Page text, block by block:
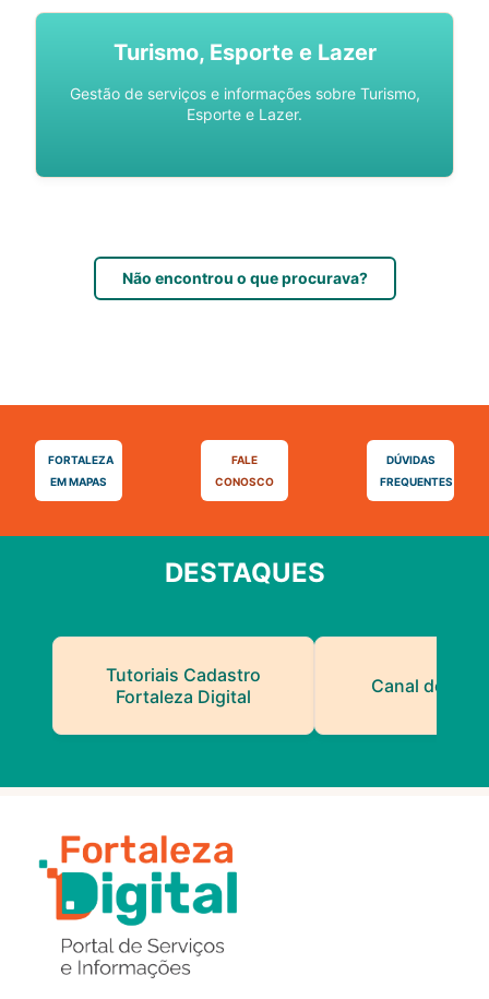
Turismo, Esporte e Lazer
Gestão de serviços e informações sobre Turismo,
Esporte e Lazer.
Não encontrou o que procurava?
FORTALEZA
EM MAPAS
FALE
CONOSCO
DÚVIDAS
FREQUENTES
DESTAQUES
Tutoriais Cadastro
Fortaleza Digital
Canal do